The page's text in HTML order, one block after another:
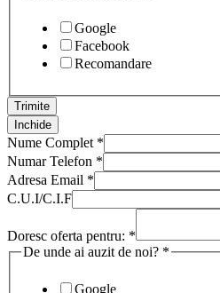
Google
Facebook
Recomandare
Trimite
Inchide
Nume Complet *
Numar Telefon *
Adresa Email *
C.U.I/C.I.F
Doresc oferta pentru: *
De unde ai auzit de noi? *
Google